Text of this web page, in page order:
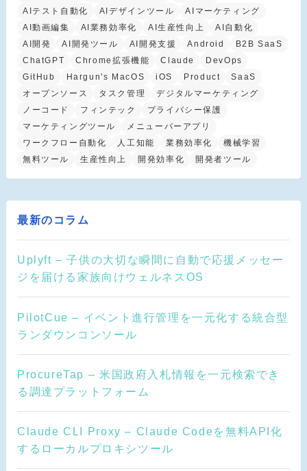
AIテスト自動化
AIデザインツール
AIマーケティング
AI動画編集
AI業務効率化 AI生産性向上
AI自動化
AI開発
AI開発ツール AI開発支援 Android
B2B SaaS
ChatGPT
Chrome拡張機能 Claude
DevOps
GitHub
Hargun's MacOS iOS Product
SaaS
オープンソース
タスク管理
デジタルマーケティング
ノーコード
フィンテック
プライバシー保護
マーケティングツール
メニューバーアプリ
ワークフロー自動化
人工知能 業務効率化
機械学習
無料ツール
生産性向上 開発効率化 開発者ツール
最新のコラム
Uplyft – 子供の大切な瞬間に自動で応援メッセー
ジを届ける家族向けウェルネスOS
PilotCue – イベント進行管理を一元化する統合型
ランダウンコンソール
ProcureTap – 米国政府入札情報を一元検索でき
る調達プラットフォーム
Claude CLI Proxy – Claude Codeを無料API化
するローカルプロキシツール